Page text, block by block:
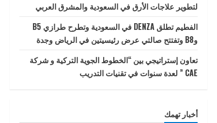
لتطوير علاجات الأرق في السعودية والمشرق العربي
الفطيم تطلق DENZA في السعودية وتطرح طرازي B5
وB8 وتفتتح صالتي عرض رئيسيتين في الرياض وجدة
تعاون إستراتيجي بين “الخطوط الجوية التركية و شركة
CAE ” لعدة سنوات في تقنيات التدريب
أخبار تهمك